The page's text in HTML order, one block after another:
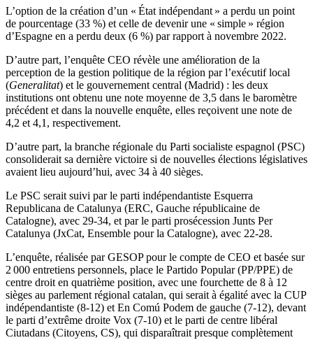
L’option de la création d’un « État indépendant » a perdu un point
de pourcentage (33 %) et celle de devenir une « simple » région
d’Espagne en a perdu deux (6 %) par rapport à novembre 2022.
D’autre part, l’enquête CEO révèle une amélioration de la
perception de la gestion politique de la région par l’exécutif local
(Generalitat) et le gouvernement central (Madrid) : les deux
institutions ont obtenu une note moyenne de 3,5 dans le baromètre
précédent et dans la nouvelle enquête, elles reçoivent une note de
4,2 et 4,1, respectivement.
D’autre part, la branche régionale du Parti socialiste espagnol (PSC)
consoliderait sa dernière victoire si de nouvelles élections législatives
avaient lieu aujourd’hui, avec 34 à 40 sièges.
Le PSC serait suivi par le parti indépendantiste Esquerra
Republicana de Catalunya (ERC, Gauche républicaine de
Catalogne), avec 29-34, et par le parti prosécession Junts Per
Catalunya (JxCat, Ensemble pour la Catalogne), avec 22-28.
L’enquête, réalisée par GESOP pour le compte de CEO et basée sur
2 000 entretiens personnels, place le Partido Popular (PP/PPE) de
centre droit en quatrième position, avec une fourchette de 8 à 12
sièges au parlement régional catalan, qui serait à égalité avec la CUP
indépendantiste (8-12) et En Comú Podem de gauche (7-12), devant
le parti d’extrême droite Vox (7-10) et le parti de centre libéral
Ciutadans (Citoyens, CS), qui disparaîtrait presque complètement